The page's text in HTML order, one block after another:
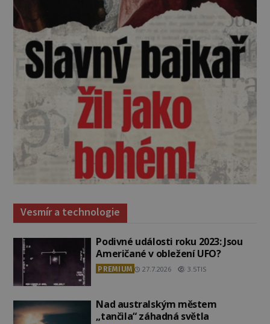
Vesmír a technologie
Podivné události roku 2023: Jsou
Američané v obležení UFO?
PREMIUM 27.7.2026 3.5TIS
Nad australským městem
„tančila“ záhadná světla